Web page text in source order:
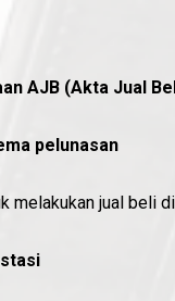
AJB (Akta Jual
pelunasan
melakukan jual beli